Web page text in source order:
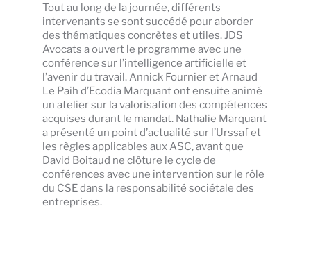
Tout au long de la journée, différents
intervenants se sont succédé pour aborder
des thématiques concrètes et utiles. JDS
Avocats a ouvert le programme avec une
conférence sur l’intelligence artificielle et
l’avenir du travail. Annick Fournier et Arnaud
Le Paih d’Ecodia Marquant ont ensuite animé
un atelier sur la valorisation des compétences
acquises durant le mandat. Nathalie Marquant
a présenté un point d’actualité sur l’Urssaf et
les règles applicables aux ASC, avant que
David Boitaud ne clôture le cycle de
conférences avec une intervention sur le rôle
du CSE dans la responsabilité sociétale des
entreprises.